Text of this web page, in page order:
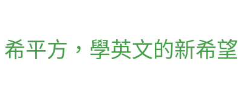
希平方 ， 學英文的新希望